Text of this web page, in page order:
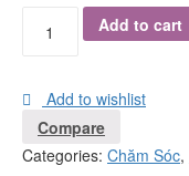
Add to cart
Add to wishlist
Compare
Categories: Chăm Sóc,